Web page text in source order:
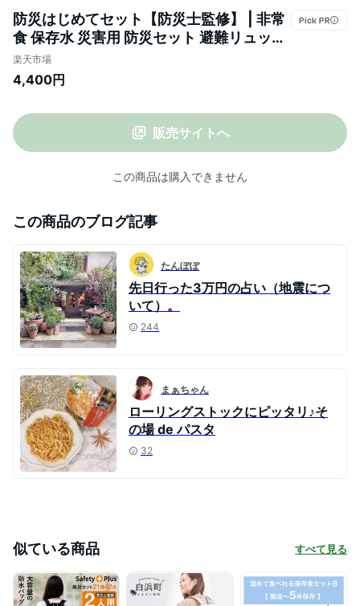
防災はじめてセット【防災士監修】 | 非常
食 保存水 災害用 防災セット 避難リュック
防災用品 食品 災害グッズ 避難用品 非常用
持ち出し袋 災害用品 防災対策 備蓄品 非常
グッズ 保存食 災害食 5年
楽天市場
4,400円
販売サイトへ
この商品は購入できません
この商品のブログ記事
たんぽぽ
先日行った3万円の占い（地震につ
いて）。
244
まぁちゃん
ローリングストックにピッタリ♪そ
の場 de パスタ
32
似ている商品 すべて見る